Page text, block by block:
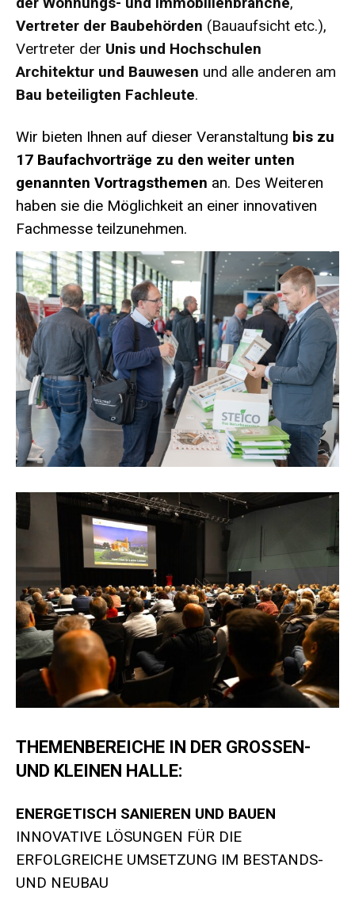
Vertreter der Baubehörden (Bauaufsicht etc.),
Vertreter der Unis und Hochschulen
Architektur und Bauwesen und alle anderen am
Bau beteiligten Fachleute.
Wir bieten Ihnen auf dieser Veranstaltung bis zu
17 Baufachvorträge zu den weiter unten
genannten Vortragsthemen an. Des Weiteren
haben sie die Möglichkeit an einer innovativen
Fachmesse teilzunehmen.
THEMENBEREICHE IN DER GROSSEN-
UND KLEINEN HALLE:
ENERGETISCH SANIEREN UND BAUEN
INNOVATIVE LÖSUNGEN FÜR DIE
ERFOLGREICHE UMSETZUNG IM BESTANDS-
UND NEUBAU